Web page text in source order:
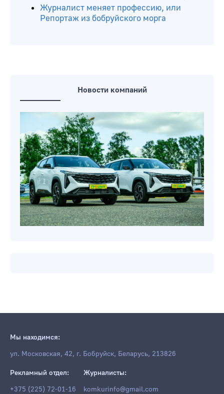
Журналист меняет профессию, или
Репортаж из бобруйского морга
Новости компаний
Мы находимся:
ул. Московская, 42, г. Бобруйск, Беларусь, 213826
Рекламный отдел:
+375 (225) 72-01-16
Журналисты:
komkurinfo@gmail.com